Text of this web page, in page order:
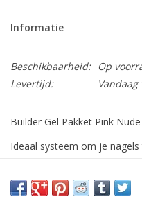
Informatie
Beschikbaarheid: Op
Levertijd:
Builder Gel Pakket Pink Nude
Ideaal systeem om je
Penseel 1x
Sjablonen 10 stuks